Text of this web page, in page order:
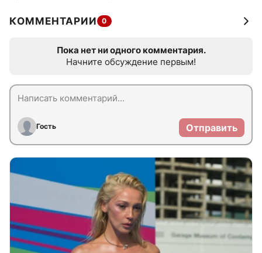
КОММЕНТАРИИ 0
Пока нет ни одного комментария.
Начните обсуждение первым!
Гость Отправить